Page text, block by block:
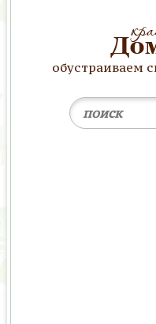
обустраиваем